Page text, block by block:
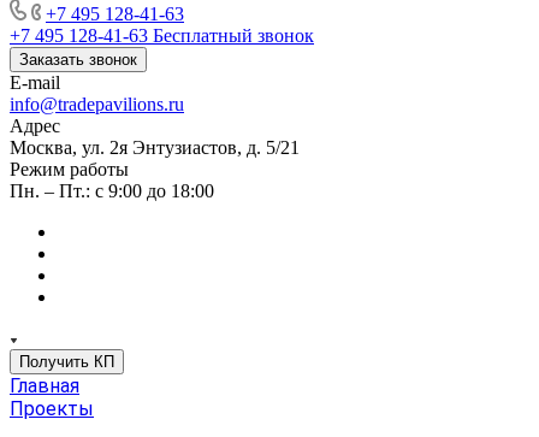
+7 495 128-41-63
+7 495 128-41-63 Бесплатный звонок
Заказать звонок
E-mail
info@tradepavilions.ru
Адрес
Москва, ул. 2я Энтузиастов, д. 5/21
Режим работы
Пн. – Пт.: с 9:00 до 18:00
Получить КП
Главная
Проекты